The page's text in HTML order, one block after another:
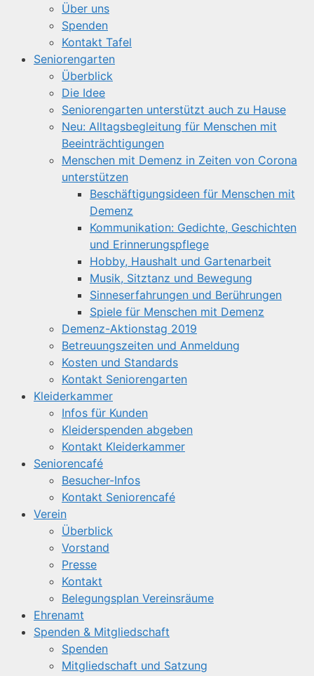
Über uns
Spenden
Kontakt Tafel
Seniorengarten
Überblick
Die Idee
Seniorengarten unterstützt auch zu Hause
Neu: Alltagsbegleitung für Menschen mit
Beeinträchtigungen
Menschen mit Demenz in Zeiten von Corona
unterstützen
Beschäftigungsideen für Menschen mit
Demenz
Kommunikation: Gedichte, Geschichten
und Erinnerungspflege
Hobby, Haushalt und Gartenarbeit
Musik, Sitztanz und Bewegung
Sinneserfahrungen und Berührungen
Spiele für Menschen mit Demenz
Demenz-Aktionstag 2019
Betreuungszeiten und Anmeldung
Kosten und Standards
Kontakt Seniorengarten
Kleiderkammer
Infos für Kunden
Kleiderspenden abgeben
Kontakt Kleiderkammer
Seniorencafé
Besucher-Infos
Kontakt Seniorencafé
Verein
Überblick
Vorstand
Presse
Kontakt
Belegungsplan Vereinsräume
Ehrenamt
Spenden & Mitgliedschaft
Spenden
Mitgliedschaft und Satzung